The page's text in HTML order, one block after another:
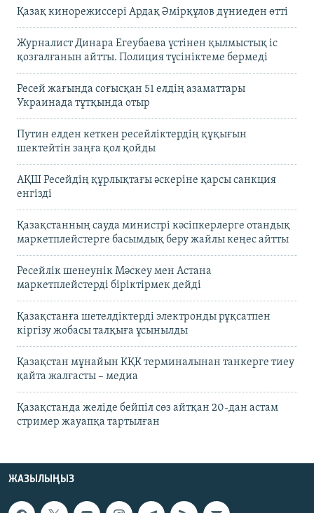
Қазақ кинорежиссері Ардақ Әмірқұлов дүниеден өтті
Журналист Динара Егеубаева үстінен қылмыстық іс
қозғалғанын айтты. Полиция түсініктеме бермеді
Ресей жағында соғысқан 51 елдің азаматтары
Украинада тұтқында отыр
Путин елден кеткен ресейліктердің құқығын
шектейтін заңға қол қойды
АҚШ Ресейдің құрлықтағы әскеріне қарсы санкция
енгізді
Қазақстанның сауда министрі кәсіпкерлерге отандық
маркетплейстерге басымдық беру жайлы кеңес айтты
Ресейлік шенеунік Мәскеу мен Астана
маркетплейстерді біріктірмек дейді
Қазақстанға шетелдіктерді электронды рұқсатпен
кіргізу жобасы талқыға ұсынылды
Қазақстан мұнайын КҚК терминалынан танкерге тиеу
қайта жалғасты – медиа
Қазақстанда желіде бейпіл сөз айтқан 20-дан астам
стример жауапқа тартылған
ЖАЗЫЛЫҢЫЗ